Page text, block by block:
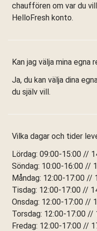
chauffören om var du
HelloFresh konto.
Kan jag välja mina egna
Ja, du kan välja dina
du själv vill.
Vilka dagar och tider
Lördag: 09:00-15:00 //
Söndag: 10:00-16:00 //
Måndag: 12:00-17:00 //
Tisdag: 12:00-17:00 //
Onsdag: 12:00-17:00 //
Torsdag: 12:00-17:00 //
Fredag: 12:00-17:00 //